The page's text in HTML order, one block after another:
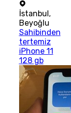
İstanbul,
Beyoğlu
Sahibinden
tertemiz
iPhone 11
128 gb